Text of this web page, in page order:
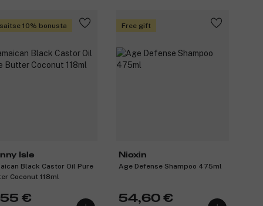
10% bonusta
Isle
Black Castor Oil Pure
Coconut 118ml
€
Free gift
Nioxin
Age Defense Shampoo 475ml
54,60 €